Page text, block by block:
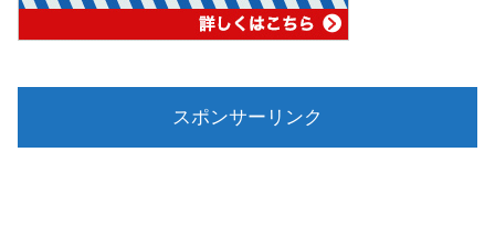
スポンサーリンク